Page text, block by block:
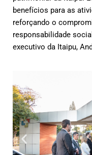
benefícios para as
reforçando o
responsabilidade
executivo da Itaipu,